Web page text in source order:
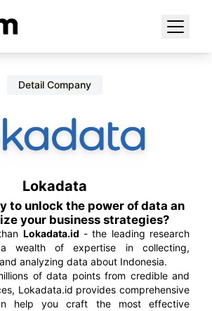
Detail Company
Lokadata
to unlock the power of data an
your business strategies?
Lokadata.id - the leading research
wealth of expertise in collecting,
analyzing data about Indonesia.
of data points from credible and
Lokadata.id provides comprehensive
help you craft the most effective